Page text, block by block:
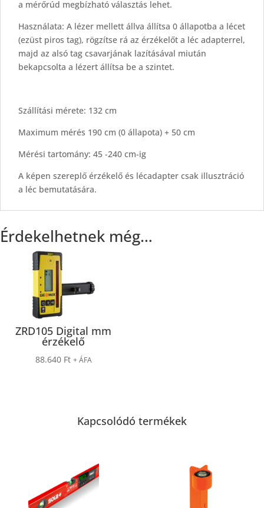
a mérőrúd megbízható választás lehet.
Használata: A lézer mellett állva állítsa 0 állapotba a lécet
(ezüst piros tag), rögzítse rá az érzékelőt a léc adapterrel,
majd az alsó tag csavarjának lazításával miután
bekapcsolta a lézert állítsa be a szintet.
Szállítási mérete: 132 cm
Maximum mérés 190 cm (0 állapota) + 50 cm
Mérési tartomány: 45 -240 cm-ig
A képen szereplő érzékelő és lécadapter csak illusztráció
a léc bemutatására.
Érdekelhetnek még…
ZRD105 Digital mm
érzékelő
88.640 Ft + ÁFA
Kapcsolódó termékek